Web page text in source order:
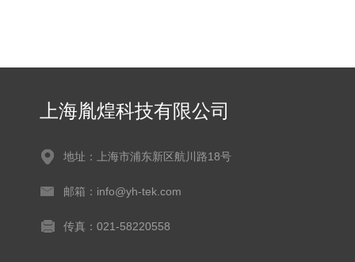
上海胤煌科技有限公司
地址：上海市浦东新区航川路18号
邮箱：info@yh-tek.com
传真：021-58220558